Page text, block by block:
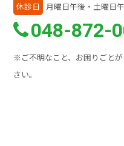
休診日 月曜日午後・土曜日
048-872-
※ご不明なこと、お困りごと
さい。